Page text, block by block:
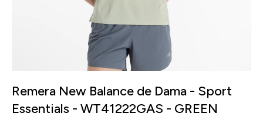
Remera New Balance de Dama - Sport
Essentials - WT41222GAS - GREEN